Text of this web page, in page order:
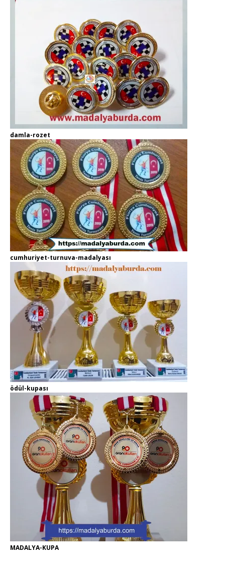
damla-rozet
cumhuriyet-turnuva-madalyası
ödül-kupası
MADALYA-KUPA